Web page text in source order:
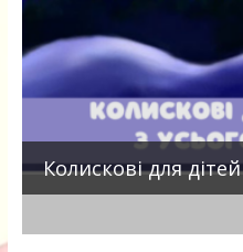
Колискові для